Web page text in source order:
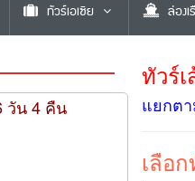
ทัวร์เอเซีย ล่องเ
วัน 4 คืน
ทัวร์
แยกตา
เลือ